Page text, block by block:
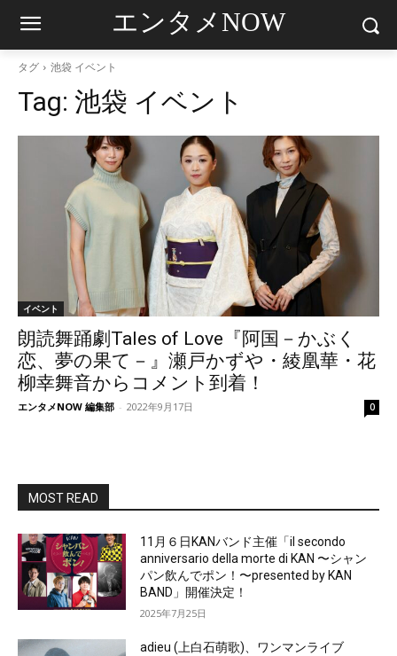
エンタメNOW
タグ 池袋 イベント
Tag: 池袋 イベント
イベント
朗読舞踊劇Tales of Love『阿国－かぶく
恋、夢の果て－』瀬戸かずや・綾凰華・花
柳幸舞音からコメント到着！
エンタメNOW 編集部 - 2022年9月17日 0
MOST READ
11月６日KANバンド主催「il secondo
anniversario della morte di KAN 〜シャン
パン飲んでポン！〜presented by KAN
BAND」開催決定！
2025年7月25日
adieu (上白石萌歌)、ワンマンライブ